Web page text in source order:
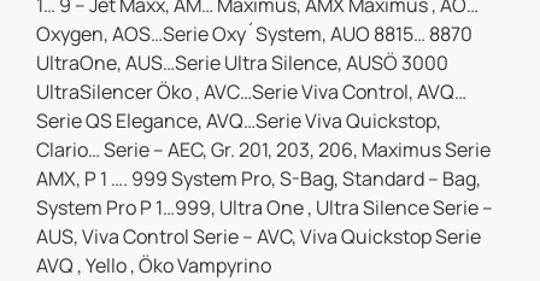
Oxygen, AOS…Serie Oxy´System, AUO 8815… 8870
UltraOne, AUS…Serie Ultra Silence, AUSÖ 3000
UltraSilencer Öko , AVC…Serie Viva Control, AVQ…
Serie QS Elegance, AVQ…Serie Viva Quickstop,
Clario… Serie – AEC, Gr. 201, 203, 206, Maximus Serie
AMX, P 1 …. 999 System Pro, S-Bag, Standard – Bag,
System Pro P 1…999, Ultra One , Ultra Silence Serie –
AUS, Viva Control Serie – AVC, Viva Quickstop Serie
AVQ , Yello , Öko Vampyrino